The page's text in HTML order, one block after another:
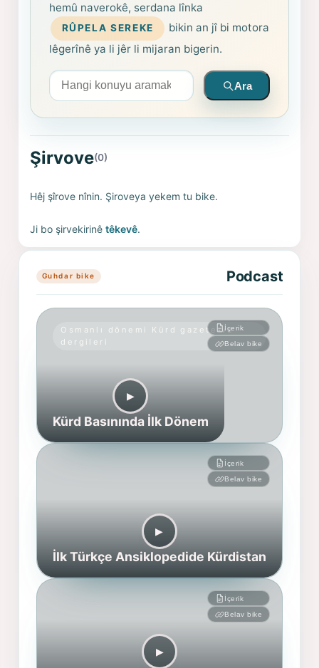
hemû naverokê, serdana lînka
RÛPELA SEREKE
bikin an jî bi motora
lêgerînê ya li jêr li mijaran bigerin.
Arama yapın
Ara
Şirvove(0)
Hêj şîrove nînin. Şiroveya yekem tu bike.
Ji bo şirvekirinêtêkevê.
Guhdar bike Podcast
Osmanlı dönemi Kürd gazete ve
dergileri
İçerik
Belav bike
▶︎
Kürd Basınında İlk Dönem
İçerik
Belav bike
▶︎
İlk Türkçe Ansiklopedide Kürdistan
İçerik
Belav bike
▶︎